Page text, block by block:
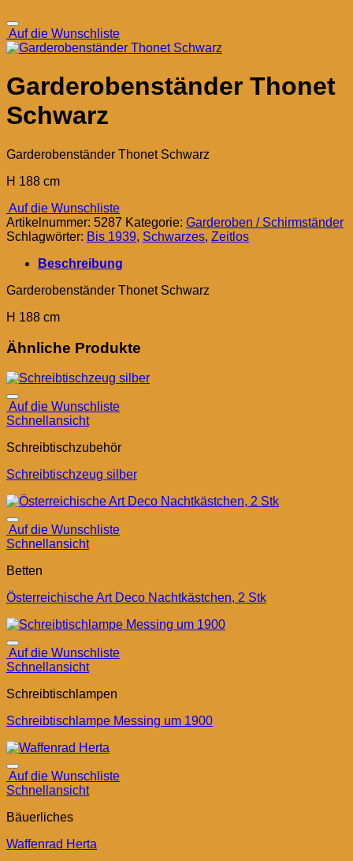
Auf die Wunschliste
Garderobenständer Thonet
Schwarz
Garderobenständer Thonet Schwarz
H 188 cm
Auf die Wunschliste
Artikelnummer: 5287 Kategorie: Garderoben / Schirmständer
Schlagwörter: Bis 1939, Schwarzes, Zeitlos
Beschreibung
Garderobenständer Thonet Schwarz
H 188 cm
Ähnliche Produkte
Auf die Wunschliste
Schnellansicht
Schreibtischzubehör
Schreibtischzeug silber
Auf die Wunschliste
Schnellansicht
Betten
Österreichische Art Deco Nachtkästchen, 2 Stk
Auf die Wunschliste
Schnellansicht
Schreibtischlampen
Schreibtischlampe Messing um 1900
Auf die Wunschliste
Schnellansicht
Bäuerliches
Waffenrad Herta